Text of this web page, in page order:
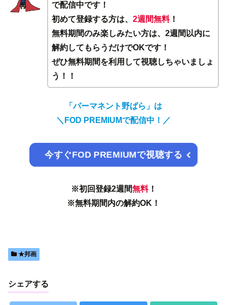
で配信中です！
初めて登録する方は、 2週間無料！
無料期間のみ楽しみたい方は、2週間以内に
解約してもらうだけでOKです！
ぜひ無料期間を利用して視聴しちゃいましょ
う！！
「パーマネント野ばら」は
＼FOD PREMIUMで配信中！／
今すぐFOD PREMIUMで視聴する
※初回登録2週間無料！
※無料期間内の解約OK！
★邦画
シェアする